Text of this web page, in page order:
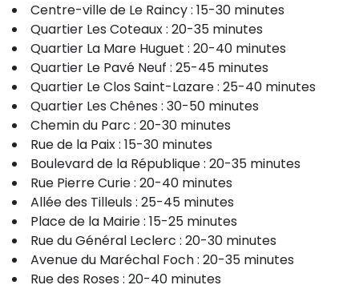
Centre-ville de Le Raincy : 15-30 minutes
Quartier Les Coteaux : 20-35 minutes
Quartier La Mare Huguet : 20-40 minutes
Quartier Le Pavé Neuf : 25-45 minutes
Quartier Le Clos Saint-Lazare : 25-40 minutes
Quartier Les Chênes : 30-50 minutes
Chemin du Parc : 20-30 minutes
Rue de la Paix : 15-30 minutes
Boulevard de la République : 20-35 minutes
Rue Pierre Curie : 20-40 minutes
Allée des Tilleuls : 25-45 minutes
Place de la Mairie : 15-25 minutes
Rue du Général Leclerc : 20-30 minutes
Avenue du Maréchal Foch : 20-35 minutes
Rue des Roses : 20-40 minutes